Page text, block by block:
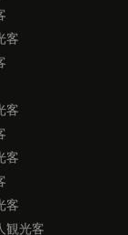
客
客
客
客
観光客